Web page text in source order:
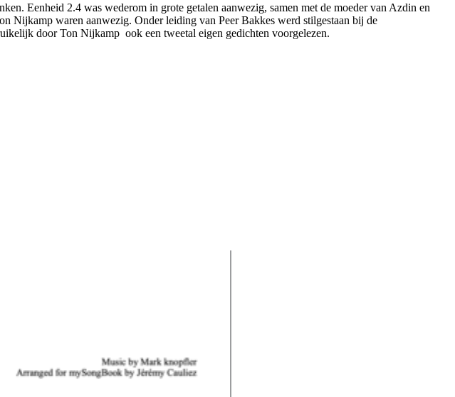
Eenheid 2.4 was wederom in grote getalen aanwezig, samen met de moeder van Azdin en
Nijkamp waren aanwezig. Onder leiding van Peer Bakkes werd stilgestaan bij de
door Ton Nijkamp ook een tweetal eigen gedichten voorgelezen.